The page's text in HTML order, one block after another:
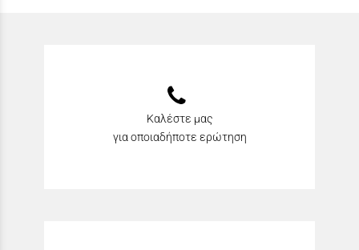
Καλέστε μας
για οποιαδήποτε ερώτηση